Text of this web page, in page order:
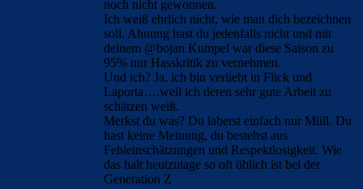
noch nicht gewonnen.
Ich weiß ehrlich nicht, wie man dich bezeichnen
soll. Ahnung hast du jedenfalls nicht und mit
deinem @bojan Kumpel war diese Saison zu
95% nur Hasskritik zu vernehmen.
Und ich? Ja, ich bin verliebt in Flick und
Laporta….weil ich deren sehr gute Arbeit zu
schätzen weiß.
Merkst du was? Du laberst einfach nur Müll. Du
hast keine Meinung, du bestehst aus
Fehleinschätzungen und Respektlosigkeit. Wie
das halt heutzutage so oft üblich ist bei der
Generation Z